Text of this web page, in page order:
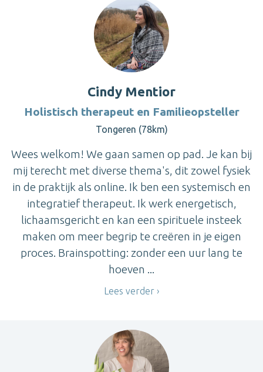
Cindy Mentior
Holistisch therapeut en Familieopsteller
Tongeren (78km)
Wees welkom! We gaan samen op pad. Je kan bij
mij terecht met diverse thema's, dit zowel fysiek
in de praktijk als online. Ik ben een systemisch en
integratief therapeut. Ik werk energetisch,
lichaamsgericht en kan een spirituele insteek
maken om meer begrip te creëren in je eigen
proces. Brainspotting: zonder een uur lang te
hoeven ...
Lees verder